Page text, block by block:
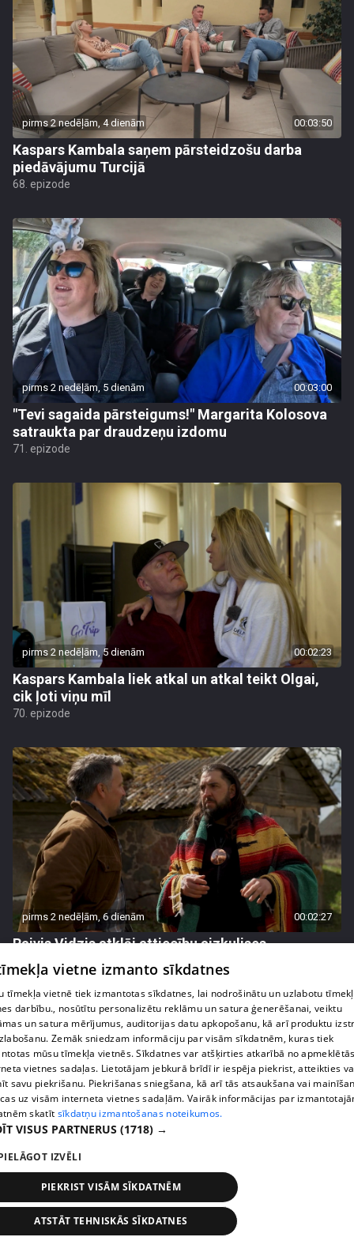
pirms 2 nedēļām, 4 dienām 00:03:50
Kaspars Kambala saņem pārsteidzošu darba
piedāvājumu Turcijā
68. epizode
pirms 2 nedēļām, 5 dienām 00:03:00
"Tevi sagaida pārsteigums!" Margarita Kolosova
satraukta par draudzeņu izdomu
71. epizode
pirms 2 nedēļām, 5 dienām 00:02:23
Kaspars Kambala liek atkal un atkal teikt Olgai,
cik ļoti viņu mīl
70. epizode
pirms 2 nedēļām, 6 dienām 00:02:27
Raivis Vidzis atklāj attiecību aizkulises
pirms 2 nedēļām, 6 dienām
Magone sarūpē īpašu dāvanu savai draudzenei
Evitai
72. epizode
vietne izmanto sīkdatnes
tīmekļa vietnē tiek izmantotas sīkdatnes, lai nodrošinātu un uzlabotu
darbību., nosūtītu personalizētu reklāmu un satura ģenerēšanai, veiktu
un satura mērījumus, auditorijas datu apkopošanu, kā arī produktu
Zemāk sniedzam informāciju par visām sīkdatnēm, kuras tiek
mūsu tīmekļa vietnēs. Sīkdatnes var atšķirties atkarībā no
vietnes sadaļas. Lietotājam jebkurā brīdī ir iespēja piekrist, atteikties
savu piekrišanu. Piekrišanas sniegšana, kā arī tās atsaukšana vai
uz visām interneta vietnes sadaļām. Vairāk informācijas par
skatīt sīkdatņu izmantošanas noteikumos.
VISUS PARTNERUS (1718) →
IZVĒLI
PIEKRIST VISĀM SĪKDATNĒM
ATSTĀT TEHNISKĀS SĪKDATNES